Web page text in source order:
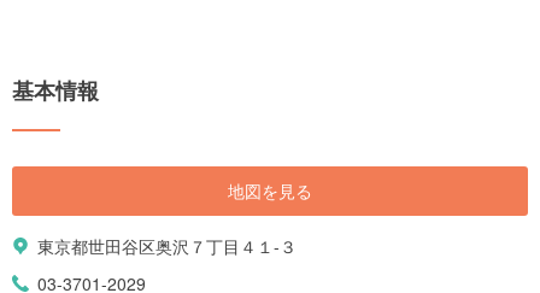
基本情報
地図を見る
東京都世田谷区奥沢７丁目４１-３
03-3701-2029